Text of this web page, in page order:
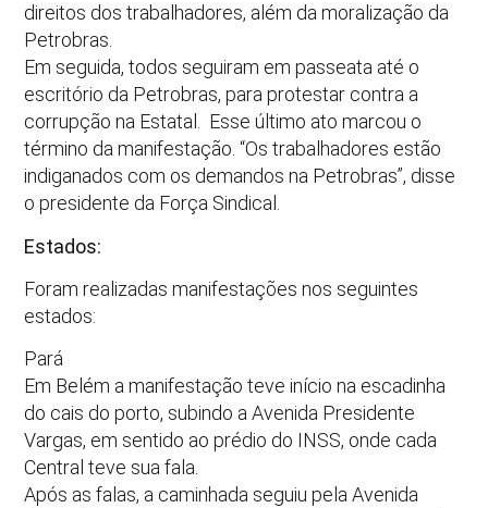
direitos dos trabalhadores, além da moralização da
Petrobras.
Em seguida, todos seguiram em passeata até o
escritório da Petrobras, para protestar contra a
corrupção na Estatal. Esse último ato marcou o
término da manifestação. “Os trabalhadores estão
indiganados com os demandos na Petrobras”, disse
o presidente da Força Sindical.
Estados:
Foram realizadas manifestações nos seguintes
estados:
Pará
Em Belém a manifestação teve início na escadinha
do cais do porto, subindo a Avenida Presidente
Vargas, em sentido ao prédio do INSS, onde cada
Central teve sua fala.
Após as falas, a caminhada seguiu pela Avenida